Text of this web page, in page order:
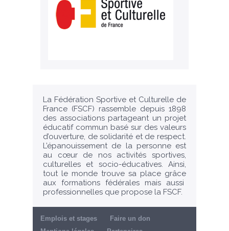
La Fédération Sportive et Culturelle de
France (FSCF) rassemble depuis 1898
des associations partageant un projet
éducatif commun basé sur des valeurs
d’ouverture, de solidarité et de respect.
L’épanouissement de la personne est
au cœur de nos activités sportives,
culturelles et socio-éducatives. Ainsi,
tout le monde trouve sa place grâce
aux formations fédérales mais aussi
professionnelles que propose la FSCF.
Emplois et stages
Faire un don